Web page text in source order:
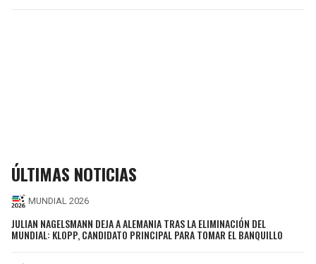
ÚLTIMAS NOTICIAS
MUNDIAL 2026
JULIAN NAGELSMANN DEJA A ALEMANIA TRAS LA ELIMINACIÓN DEL
MUNDIAL: KLOPP, CANDIDATO PRINCIPAL PARA TOMAR EL BANQUILLO